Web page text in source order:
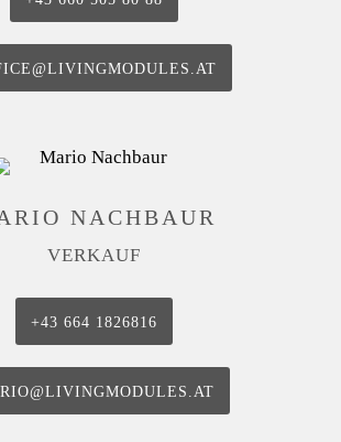
NACHBAUR
VERKAUF
+43 664 1826816